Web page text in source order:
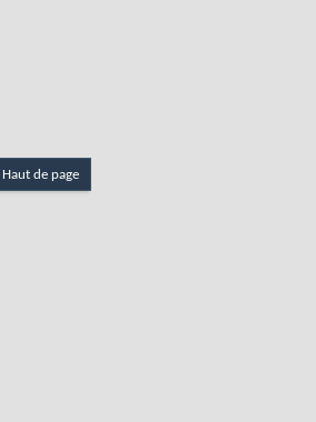
Haut de page